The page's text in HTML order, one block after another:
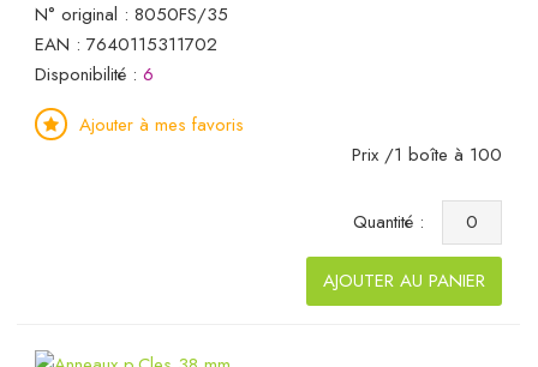
N° original : 8050FS/35
EAN : 7640115311702
Disponibilité : 6
Ajouter à mes favoris
Prix /1 boîte à 100
Quantité :
AJOUTER AU PANIER